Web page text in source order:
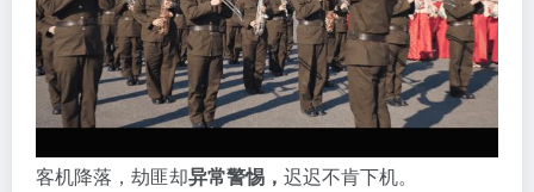
客机降落，劫匪却异常警惕， 迟迟不肯下机。